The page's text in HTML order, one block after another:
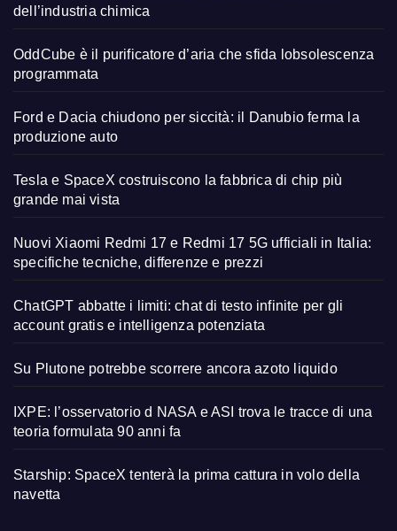
dell’industria chimica
OddCube è il purificatore d’aria che sfida lobsolescenza
programmata
Ford e Dacia chiudono per siccità: il Danubio ferma la
produzione auto
Tesla e SpaceX costruiscono la fabbrica di chip più
grande mai vista
Nuovi Xiaomi Redmi 17 e Redmi 17 5G ufficiali in Italia:
specifiche tecniche, differenze e prezzi
ChatGPT abbatte i limiti: chat di testo infinite per gli
account gratis e intelligenza potenziata
Su Plutone potrebbe scorrere ancora azoto liquido
IXPE: l’osservatorio d NASA e ASI trova le tracce di una
teoria formulata 90 anni fa
Starship: SpaceX tenterà la prima cattura in volo della
navetta